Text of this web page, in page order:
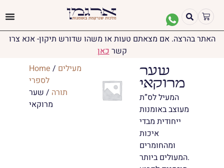
האתר בהרצה. אם מצאתם טעות או משהו שדורש תיקון- אנא צרו
קשרכאן
Home / מעילים
לספרי
תורה / שער
מרוקאי
שער
מרוקאי
המעיל לס”ת
מעוצב באומנות
ייחודית מבדי
איכות
ומהחומרים
המעולים ביותר.